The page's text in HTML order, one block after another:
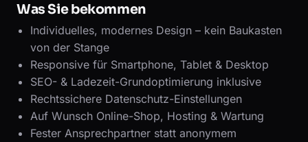
Was Sie bekommen
Individuelles, modernes Design – kein Baukasten
von der Stange
Responsive für Smartphone, Tablet & Desktop
SEO- & Ladezeit-Grundoptimierung inklusive
Rechtssichere Datenschutz-Einstellungen
Auf Wunsch Online-Shop, Hosting & Wartung
Fester Ansprechpartner statt anonymem